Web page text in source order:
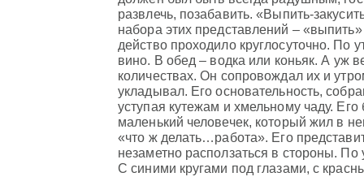
развлечь, позабавить. «Выпить-
набора этих представлений –
действо проходило круглосуточно. По
вино. В обед – водка или коньяк. А уж
количествах. Он сопровождал их и
укладывал. Его основательность,
уступая кутежам и хмельному чаду.
маленький человечек, который жил в
«что ж делать…работа». Его
незаметно расползаться в стороны.
С синими кругами под глазами, с